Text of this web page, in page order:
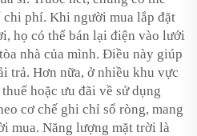
phí. Khi người mua lắp đặt
họ có thể bán lại điện vào lưới
nhà của mình. Điều này giúp
trả. Hơn nữa, ở nhiều khu vực
hoặc ưu đãi về sử dụng
cơ chế ghi chỉ số ròng, mang
mua. Năng lượng mặt trời là